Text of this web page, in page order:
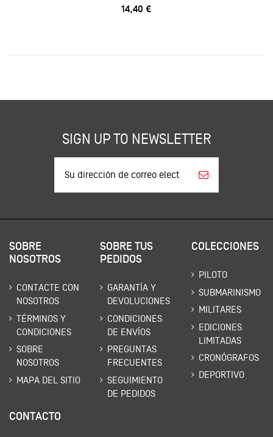
14,40 €
SIGN UP TO NEWSLETTER
SOBRE
NOSOTROS
CONTACTE CON
NOSOTROS
TÉRMINOS Y
CONDICIONES
SOBRE
NOSOTROS
MAPA DEL SITIO
SOBRE TUS
PEDIDOS
GARANTÍA Y
DEVOLUCIONES
CONDICIONES
DE ENVÍOS
PREGUNTAS
FRECUENTES
SEGUIMIENTO
DE PEDIDOS
COLECCIONES
PILOTO
SUBMARINISMO
MILITARES
EDICIONES
LIMITADAS
CRONÓGRAFOS
DEPORTIVO
CONTACTO